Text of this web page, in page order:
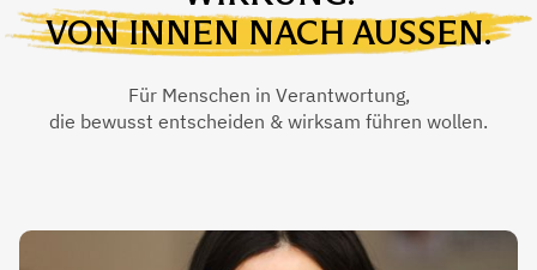
VON INNEN NACH AUSSEN.
Für Menschen in Verantwortung,
die bewusst entscheiden & wirksam führen wollen.